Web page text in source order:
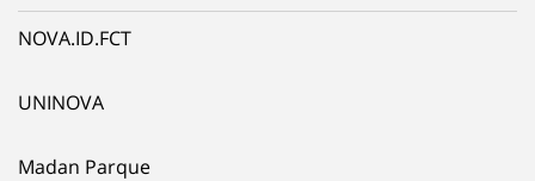
NOVA.ID.FCT
UNINOVA
Madan Parque